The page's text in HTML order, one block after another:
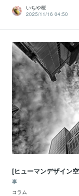
いちや桜
2025/11/16 04:50
[ヒューマンデザイン
事
コラム